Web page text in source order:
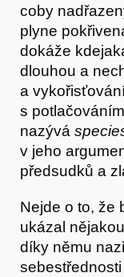
coby
plyne
dokáže
dlouhou a
a
s potlačováním
nazývá
v jeho
předsudků a
Nejde o to, že
ukázal
díky němu